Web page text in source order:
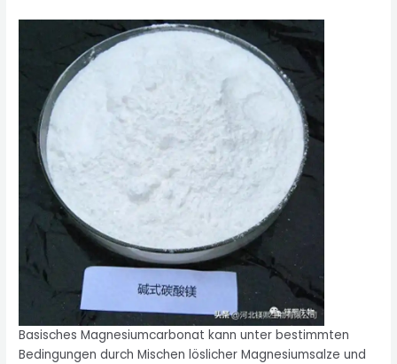
Basisches Magnesiumcarbonat kann unter bestimmten
Bedingungen durch Mischen löslicher Magnesiumsalze und